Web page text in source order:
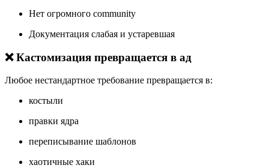
Нет огромного community
Документация слабая и устаревшая
❌ Кастомизация превращается в ад
Любое нестандартное требование превращается в:
костыли
правки ядра
переписывание шаблонов
хаотичные хаки